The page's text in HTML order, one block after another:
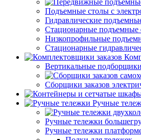
Подъемные столы с
Гидравлические
Стационарные подъемные
Низкопрофильные
Стационарные
Вертикальные
Сборщики заказов
Ручные
Ручные тележки
Ручные тележки